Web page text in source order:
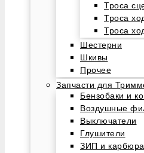
Троса
Троса
Троса
Шестерни
Шкивы
Прочее
Запчасти для
Бензобаки и
Воздушные
Выключатели
Глушители
ЗИП и